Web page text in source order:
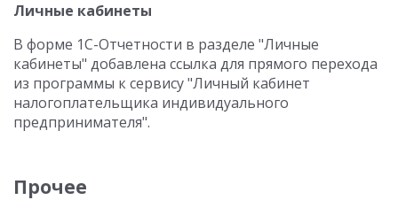
Личные кабинеты
В форме 1С-Отчетности в разделе "Личные
кабинеты" добавлена ссылка для прямого перехода
из программы к сервису "Личный кабинет
налогоплательщика индивидуального
предпринимателя".
Прочее